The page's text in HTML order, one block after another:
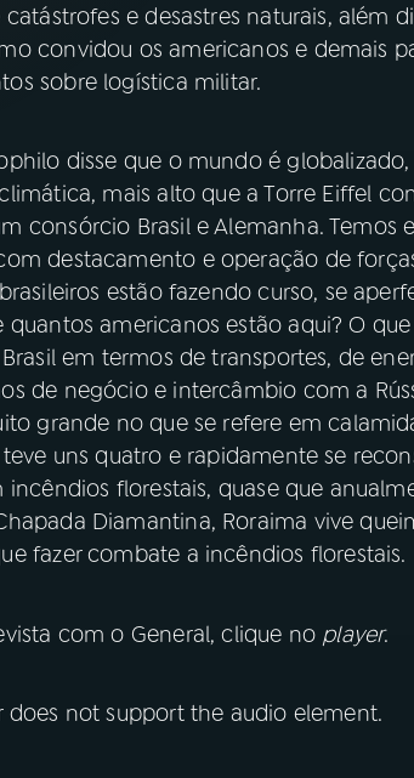
e desastres naturais, além
convidou os americanos e demais
sobre logística militar.
disse que o mundo é
mais alto que a Torre Eiffel
consórcio Brasil e Alemanha. Temos
destacamento e operação de
estão fazendo curso, se
quantos americanos estão aqui? O
em termos de transportes, de
de negócio e intercâmbio com a
grande no que se refere em
uns quatro e rapidamente se
incêndios florestais, quase que
Diamantina, Roraima vive
fazer combate a incêndios florestais.
com o General, clique no player.
does not support the audio element.